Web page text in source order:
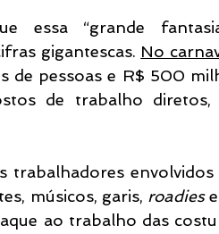
essa “grande
gigantescas. No
de pessoas e R$ 500
de trabalho
trabalhadores envolvidos
músicos, garis, roadies e
ao trabalho das